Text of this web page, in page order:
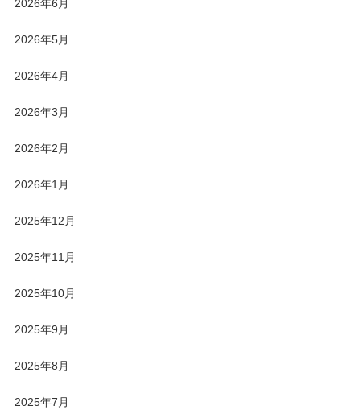
2026年6月
2026年5月
2026年4月
2026年3月
2026年2月
2026年1月
2025年12月
2025年11月
2025年10月
2025年9月
2025年8月
2025年7月